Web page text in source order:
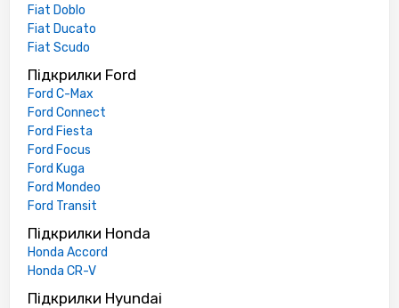
Fiat Doblo
Fiat Ducato
Fiat Scudo
Підкрилки Ford
Ford C-Max
Ford Connect
Ford Fiesta
Ford Focus
Ford Kuga
Ford Mondeo
Ford Transit
Підкрилки Honda
Honda Accord
Honda CR-V
Підкрилки Hyundai